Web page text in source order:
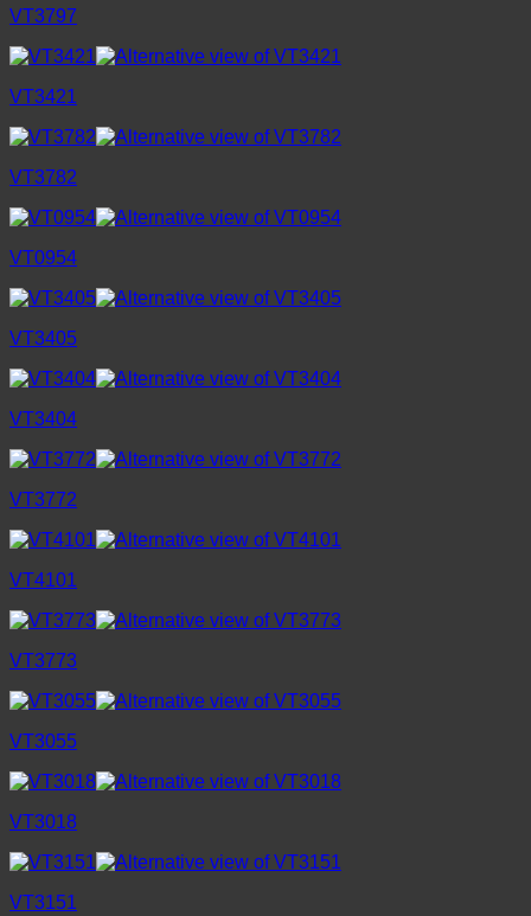
VT3797
VT3421
VT3782
VT0954
VT3405
VT3404
VT3772
VT4101
VT3773
VT3055
VT3018
VT3151